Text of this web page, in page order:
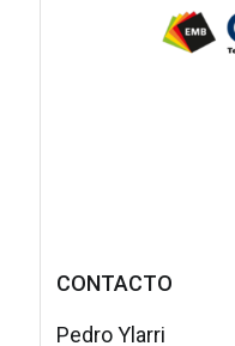
CONTACTO
Pedro Ylarri